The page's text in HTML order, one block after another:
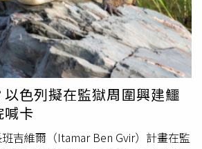
局表示，考量市府將辦理重大校園安
撰校園安全教材作為教育公益用途，
少法》第69條第4項規定，因此決議
故學生楊承勳姓名。教育局也說明，
露及個人資料保護，今年3月已先與
意，再依法完成審議程序，兼顧兒少
個資保護。楊爸爸透露，目前市府仍
最快下週即可正式核定，屆時相關教
則已判決確定，吳姓女子的「敗訴成
剩5千元。依據本案判決，吳姓女子
加註「柯基」兩字，搭配雞和鴨的照
文哲羈押新聞底下，這有醜化柯基犬
組成員會從柯基的諧音聯想「柯文哲
有人遭羈押，應知他捲入刑事案件又
能讓群組成員對柯基照產生負面觀
不佳、有犯罪嫌疑；對於飼主來說，
羈押的新聞，很難會感到無傷大雅或
色列擬在監獄周圍興建鱷
卡
吉維爾（Itamar Ben Gvir）計畫在監